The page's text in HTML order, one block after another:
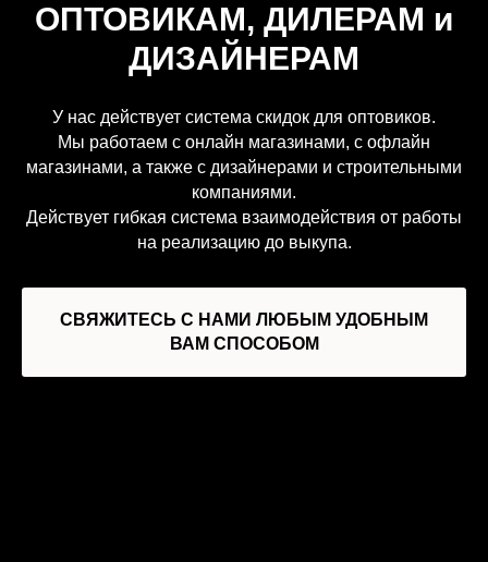
ОПТОВИКАМ, ДИЛЕРАМ и
ДИЗАЙНЕРАМ
У нас действует система скидок для оптовиков.
Мы работаем с онлайн магазинами, с офлайн
магазинами, а также с дизайнерами и строительными
компаниями.
Действует гибкая система взаимодействия от работы
на реализацию до выкупа.
СВЯЖИТЕСЬ С НАМИ ЛЮБЫМ УДОБНЫМ
ВАМ СПОСОБОМ